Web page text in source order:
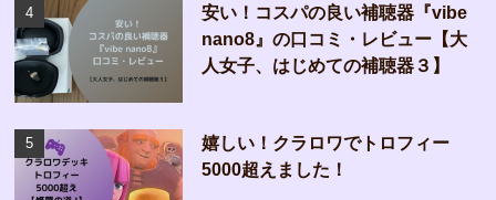
安い！コスパの良い補聴器『vibe
nano8』の口コミ・レビュー【大
人女子、はじめての補聴器３】
嬉しい！クラロワでトロフィー
5000超えました！